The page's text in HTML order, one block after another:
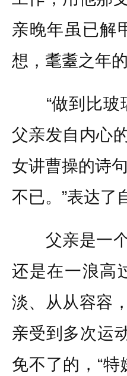
亲晚年虽已解
想，耄耋之年
“做到比玻璃
父亲发自内心
女讲曹操的诗
不已。”表达了
父亲是一个
还是在一浪高
淡、从从容容
亲受到多次运
免不了的，“